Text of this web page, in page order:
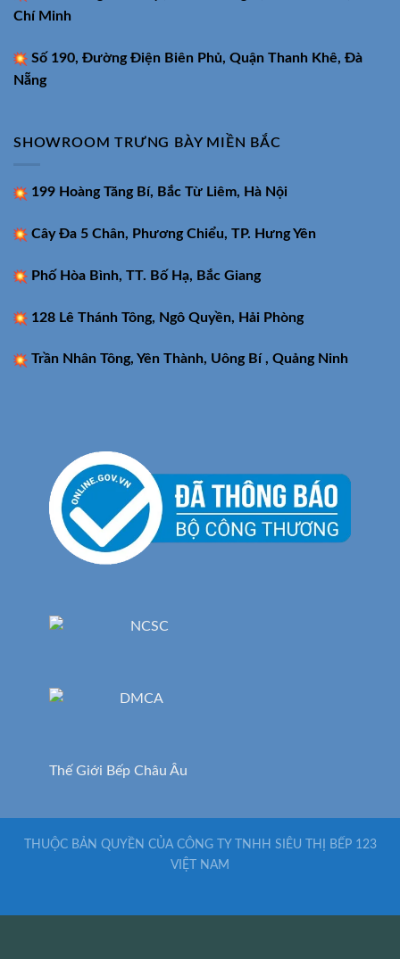
Chí Minh
Số 190, Đường Điện Biên Phủ, Quận Thanh Khê, Đà
Nẵng
SHOWROOM TRƯNG BÀY MIỀN BẮC
199 Hoàng Tăng Bí, Bắc Từ Liêm, Hà Nội
Cây Đa 5 Chân, Phương Chiểu, TP. Hưng Yên
Phố Hòa Bình, TT. Bố Hạ, Bắc Giang
128 Lê Thánh Tông, Ngô Quyền, Hải Phòng
Trần Nhân Tông, Yên Thành, Uông Bí , Quảng Ninh
Thế Giới Bếp Châu Âu
THUỘC BẢN QUYỀN CỦA CÔNG TY TNHH SIÊU THỊ BẾP 123
VIỆT NAM